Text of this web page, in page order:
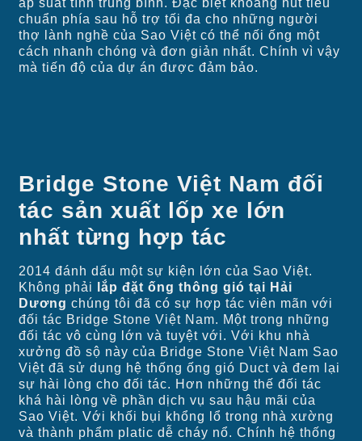
chuẩn phía sau hỗ trợ tối đa cho những người
thợ lành nghề của Sao Việt có thể nối ống một
cách nhanh chóng và đơn giản nhất. Chính vì vậy
mà tiến độ của dự án được đảm bảo.
Bridge Stone Việt Nam đối
tác sản xuất lốp xe lớn
nhất từng hợp tác
2014 đánh dấu một sự kiện lớn của Sao Việt.
Không phải
lắp đặt ống thông gió tại Hải
Dương chúng tôi đã có sự hợp tác viên mãn với
đối tác Bridge Stone Việt Nam. Một trong những
đối tác vô cùng lớn và tuyệt với. Với khu nhà
xưởng đồ sộ này của Bridge Stone Việt Nam Sao
Việt đã sử dụng hệ thống ống gió Duct và đem lại
sự hài lòng cho đối tác. Hơn những thế đối tác
khá hài lòng về phần dịch vụ sau hậu mãi của
Sao Việt. Với khối bụi khổng lổ trong nhà xường
và thành phẩm platic dễ cháy nổ. Chính hệ thống